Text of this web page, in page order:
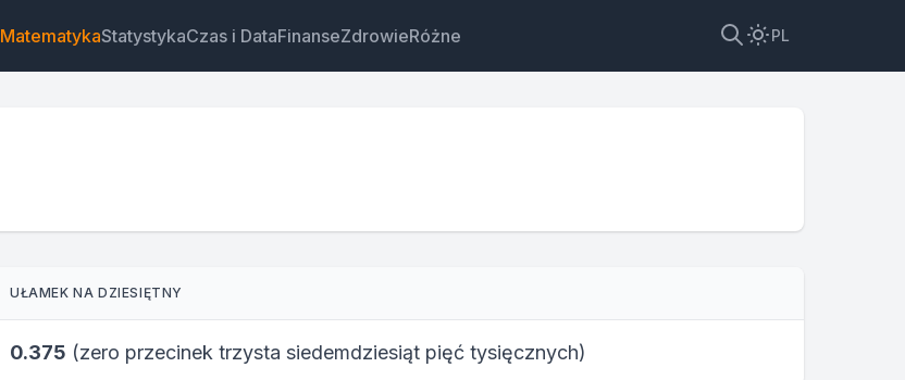
MatematykaStatystykaCzas i DataFinanseZdrowieRóżne PL
UŁAMEK NA DZIESIĘTNY
0.375 (zero przecinek trzysta siedemdziesiąt pięć tysięcznych)